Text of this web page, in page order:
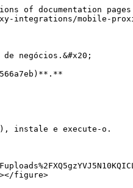
of documentation
integrations/mobile-
negócios.&#x20;
instale e execute-o.
figure>